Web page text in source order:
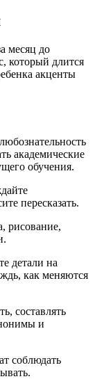
месяц до
который длится
акценты
академические
обучения.
пересказать.
рисование,
детали на
как меняются
составлять
и
соблюдать